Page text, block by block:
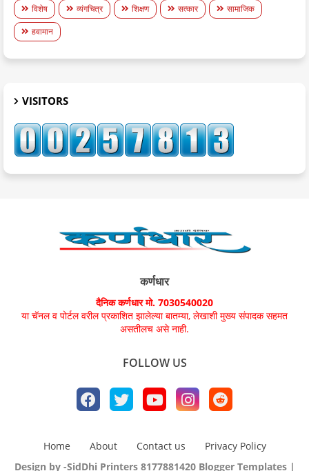
विशेष
व्यंगचित्र शिक्षण सत्कार
सामाजिक
हवामान
VISITORS
कर्णधार
दैनिक कर्णधार मो. 7030540020
या चॅनल व पोर्टल वरील प्रकाशित झालेल्या बातम्या, लेखाशी मुख्य संपादक सहमत
असतीलच असे नाही.
FOLLOW US
Home About Contact us
Privacy Policy
Design by -SidDhi Printers 8177881420 Blogger Templates |